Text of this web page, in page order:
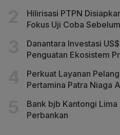
Hilirisasi PTPN
Fokus Uji Coba
Danantara Investasi
Penguatan Ekosistem
Perkuat Layanan
Pertamina Patra Niaga
Bank bjb Kantongi
Perbankan